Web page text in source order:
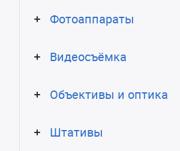
Фотоаппараты
Видеосъёмка
Объективы и оптика
Штативы